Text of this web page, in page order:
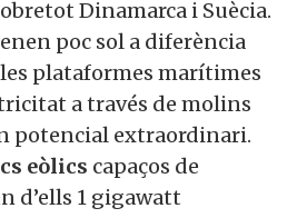
el gran demandant
Alemanya, té uns
propers. Es tracta
sobretot Dinamarca i
tenen poc sol a
però les plataformes
electricitat a través